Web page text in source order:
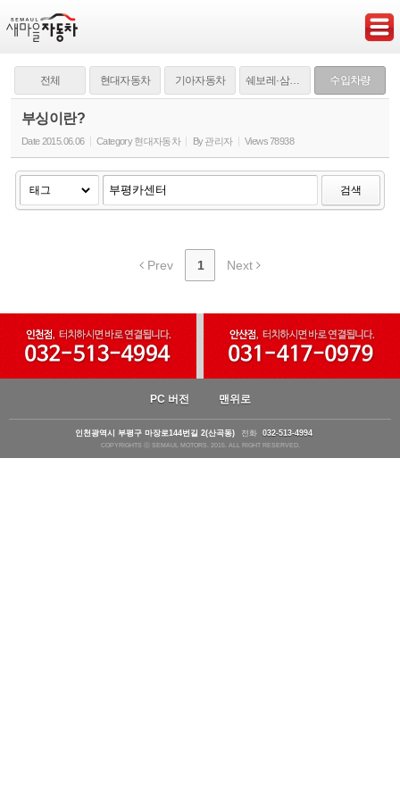
전체 현대자동차 기아자동차 쉐보레·삼성·쌍용 수입차량
부싱이란?
Date2015.06.06 Category 현대자동차 By 관리자 Views78938
검색
Prev 1 Next
PC 버전 맨위로
인천광역시 부평구 마장로144번길 2(산곡동) 전화 032-513-4994
COPYRIGHTS ⓒ SEMAUL MOTORS. 2015. ALL RIGHT RESERVED.
Sketchbook5, 스케치북5
Sketchbook5, 스케치북5